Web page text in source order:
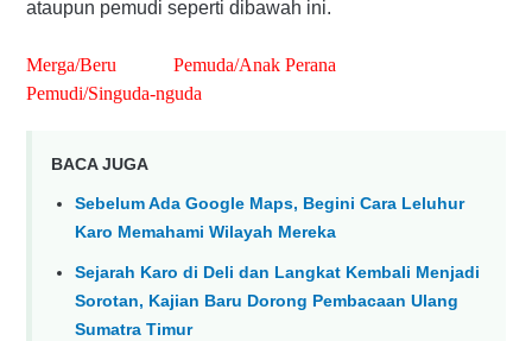
ataupun pemudi seperti dibawah ini.
Merga/Beru Pemuda/Anak Perana
Pemudi/Singuda-nguda
BACA JUGA
Sebelum Ada Google Maps, Begini Cara Leluhur
Karo Memahami Wilayah Mereka
Sejarah Karo di Deli dan Langkat Kembali Menjadi
Sorotan, Kajian Baru Dorong Pembacaan Ulang
Sumatra Timur